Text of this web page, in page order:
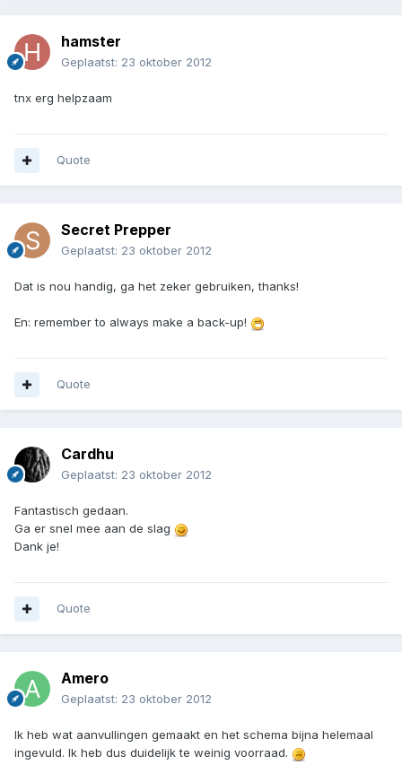
hamster
Geplaatst: 23 oktober 2012
tnx erg helpzaam
Quote
Secret Prepper
Geplaatst: 23 oktober 2012
Dat is nou handig, ga het zeker gebruiken, thanks!
En: remember to always make a back-up!
Quote
Cardhu
Geplaatst: 23 oktober 2012
Fantastisch gedaan.
Ga er snel mee aan de slag
Dank je!
Quote
Amero
Geplaatst: 23 oktober 2012
Ik heb wat aanvullingen gemaakt en het schema bijna helemaal
ingevuld. Ik heb dus duidelijk te weinig voorraad.